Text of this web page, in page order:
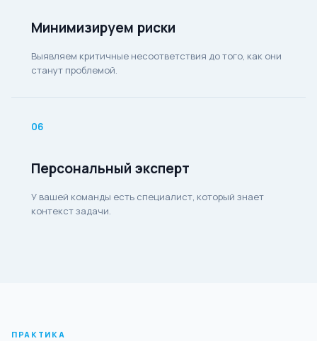
Минимизируем риски
Выявляем критичные несоответствия до того, как они
станут проблемой.
06
Персональный эксперт
У вашей команды есть специалист, который знает
контекст задачи.
ПРАКТИКА